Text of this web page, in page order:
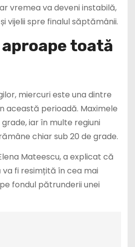
vremea va deveni instabilă,
vijelii spre finalul săptămânii.
toată
miercuri este una dintre
această perioadă. Maximele
grade, iar în multe regiuni
chiar sub 20 de grade.
Mateescu, a explicat că
fi resimțită în cea mai
fondul pătrunderii unei